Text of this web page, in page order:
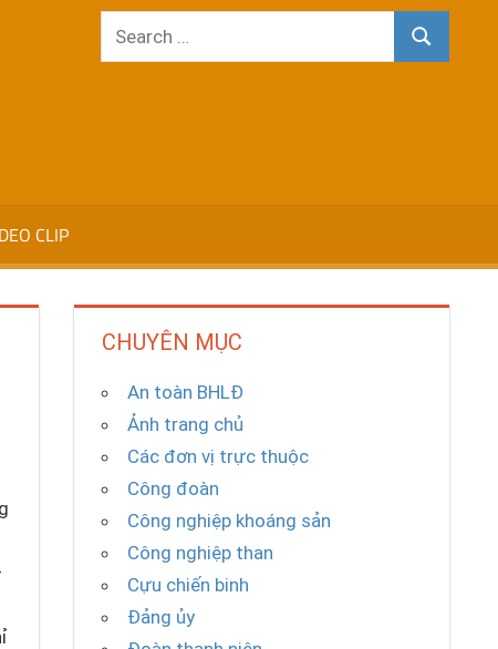
Search
for:
Search
CLIP
CHUYÊN MỤC
An toàn BHLĐ
Ảnh trang chủ
Các đơn vị trực thuộc
Công đoàn
Công nghiệp khoáng sản
Công nghiệp than
Cựu chiến binh
Đảng ủy